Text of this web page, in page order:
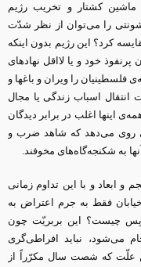
کشتار و تخریب رژیم
را می‌توان از نظر شدّت
کرد؟ این رژیم بدون اینکه
خود و یا لااقل نهادهای
فلسطینیان را ویران و باغها و
انتقال اسباب زندگی یا مجال
اینها اغلب در برابر دیدگان
روی می‌دهد که شاهد ضرب و
به شکنجه‌گاه‌های مخوفند.
و ابعاد و با این تداوم زمانی
فقط به جرم اعتراض به
پس چیست؟ این بربریّت چون
می‌شود، نباید افراطی‌گری
علّت که شصت سال مکرّراً از